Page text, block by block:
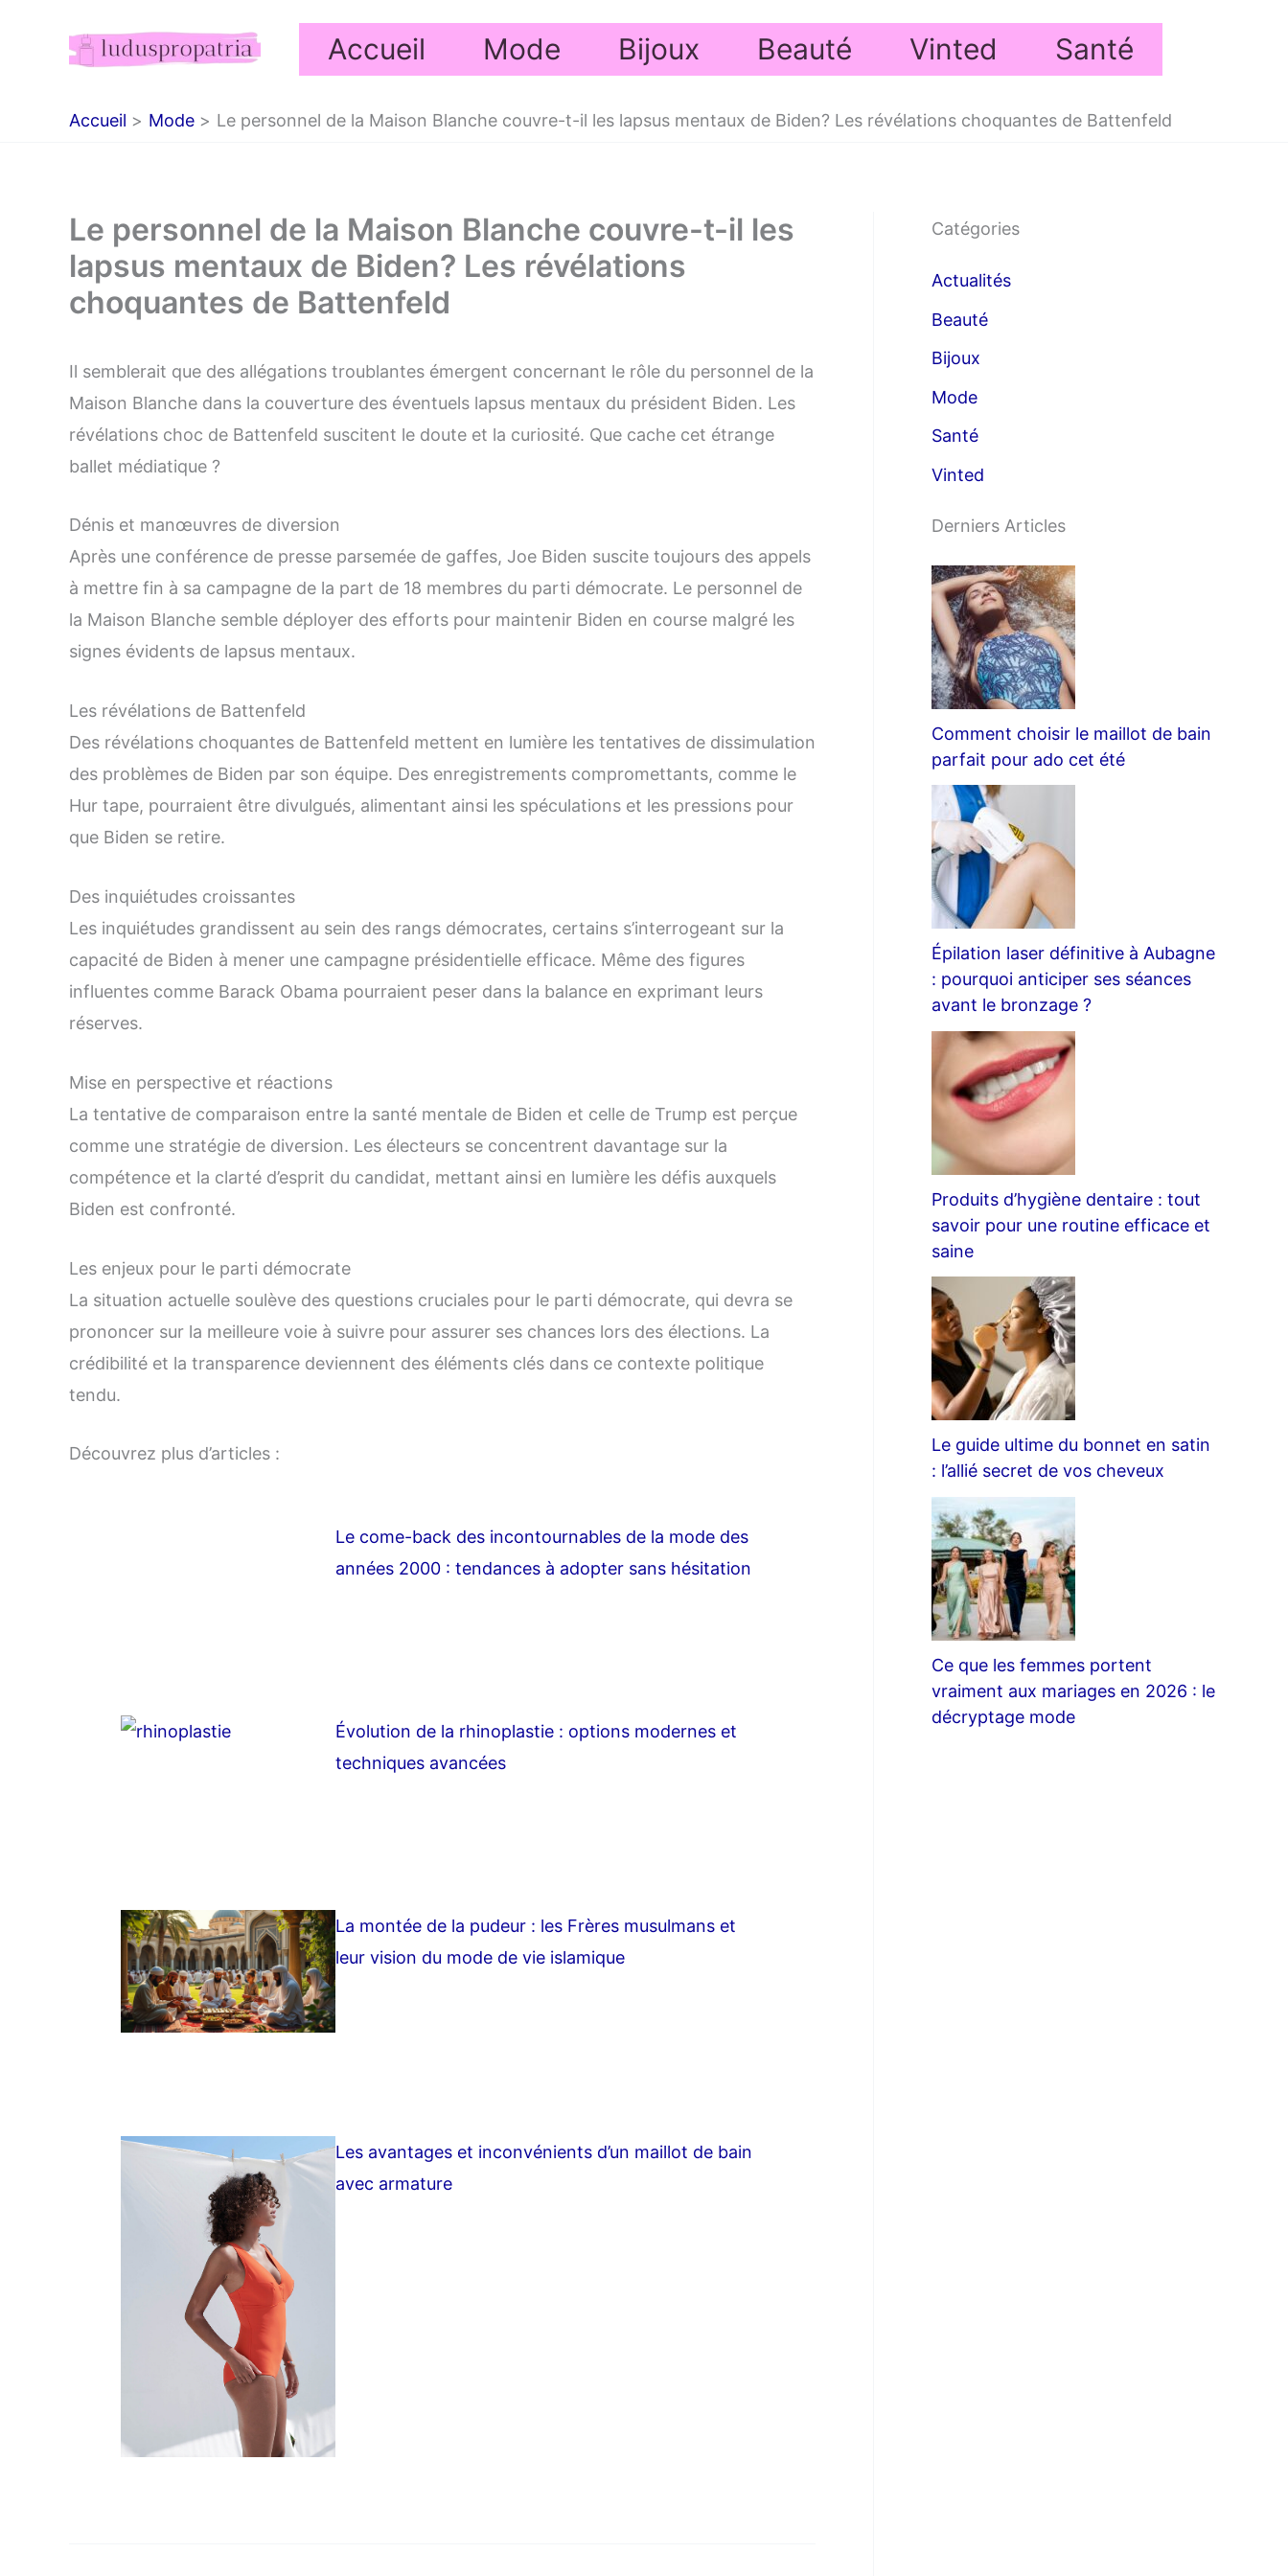
Accueil Mode Bijoux Beauté Vinted Santé
Accueil Mode Le personnel de la Maison Blanche couvre-t-il les lapsus mentaux de Biden? Les révélations choquantes de Battenfeld
Le personnel de la Maison Blanche couvre-t-il les
lapsus mentaux de Biden? Les révélations
choquantes de Battenfeld
Il semblerait que des allégations troublantes émergent concernant le rôle du personnel de la
Maison Blanche dans la couverture des éventuels lapsus mentaux du président Biden. Les
révélations choc de Battenfeld suscitent le doute et la curiosité. Que cache cet étrange
ballet médiatique ?
Dénis et manœuvres de diversion
Après une conférence de presse parsemée de gaffes, Joe Biden suscite toujours des appels
à mettre fin à sa campagne de la part de 18 membres du parti démocrate. Le personnel de
la Maison Blanche semble déployer des efforts pour maintenir Biden en course malgré les
signes évidents de lapsus mentaux.
Les révélations de Battenfeld
Des révélations choquantes de Battenfeld mettent en lumière les tentatives de dissimulation
des problèmes de Biden par son équipe. Des enregistrements compromettants, comme le
Hur tape, pourraient être divulgués, alimentant ainsi les spéculations et les pressions pour
que Biden se retire.
Des inquiétudes croissantes
Les inquiétudes grandissent au sein des rangs démocrates, certains s’interrogeant sur la
capacité de Biden à mener une campagne présidentielle efficace. Même des figures
influentes comme Barack Obama pourraient peser dans la balance en exprimant leurs
réserves.
Mise en perspective et réactions
La tentative de comparaison entre la santé mentale de Biden et celle de Trump est perçue
comme une stratégie de diversion. Les électeurs se concentrent davantage sur la
compétence et la clarté d’esprit du candidat, mettant ainsi en lumière les défis auxquels
Biden est confronté.
Les enjeux pour le parti démocrate
La situation actuelle soulève des questions cruciales pour le parti démocrate, qui devra se
prononcer sur la meilleure voie à suivre pour assurer ses chances lors des élections. La
crédibilité et la transparence deviennent des éléments clés dans ce contexte politique
tendu.
Découvrez plus d’articles :
Le come-back des incontournables de la mode des
années 2000 : tendances à adopter sans hésitation
Évolution de la rhinoplastie : options modernes et
techniques avancées
La montée de la pudeur : les Frères musulmans et
leur vision du mode de vie islamique
Les avantages et inconvénients d’un maillot de bain
avec armature
Catégories
Actualités
Beauté
Bijoux
Mode
Santé
Vinted
Derniers Articles
Comment choisir le maillot de bain
parfait pour ado cet été
Épilation laser définitive à Aubagne
: pourquoi anticiper ses séances
avant le bronzage ?
Produits d’hygiène dentaire : tout
savoir pour une routine efficace et
saine
Le guide ultime du bonnet en satin
: l’allié secret de vos cheveux
Ce que les femmes portent
vraiment aux mariages en 2026 : le
décryptage mode